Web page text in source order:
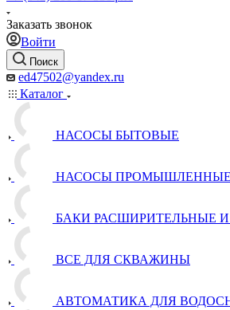
Заказать звонок
Войти
Поиск
ed47502@yandex.ru
Каталог
НАСОСЫ БЫТОВЫЕ
НАСОСЫ ПРОМЫШЛЕННЫЕ
БАКИ РАСШИРИТЕЛЬНЫЕ
ВСЕ ДЛЯ СКВАЖИНЫ
АВТОМАТИКА ДЛЯ